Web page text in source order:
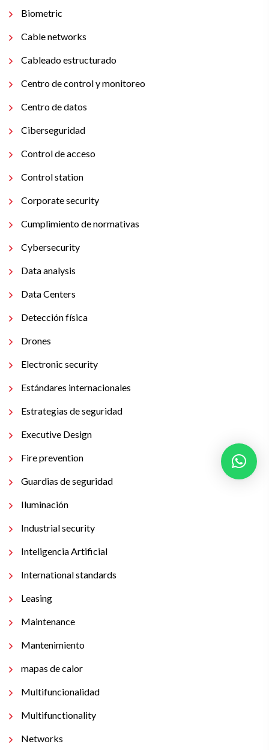
Biometric
Cable networks
Cableado estructurado
Centro de control y monitoreo
Centro de datos
Ciberseguridad
Control de acceso
Control station
Corporate security
Cumplimiento de normativas
Cybersecurity
Data analysis
Data Centers
Detección física
Drones
Electronic security
Estándares internacionales
Estrategias de seguridad
Executive Design
Fire prevention
Guardias de seguridad
Iluminación
Industrial security
Inteligencia Artificial
International standards
Leasing
Maintenance
Mantenimiento
mapas de calor
Multifuncionalidad
Multifunctionality
Networks